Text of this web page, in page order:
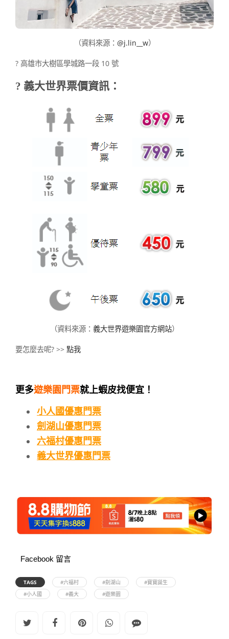
（資料來源： @j.lin__w）
? 高雄市大樹區學城路一段 10 號
? 義大世界票價資訊：
（資料來源： 義大世界遊樂園官方網站）
要怎麼去呢? >> 點我
更多遊樂園門票就上蝦皮找便宜！
小人國優惠門票
劍湖山優惠門票
六福村優惠門票
義大世界優惠門票
Facebook 留言
TAGS #六福村 #劍湖山
#寶寶誕生
#小人國
#義大 #遊樂園